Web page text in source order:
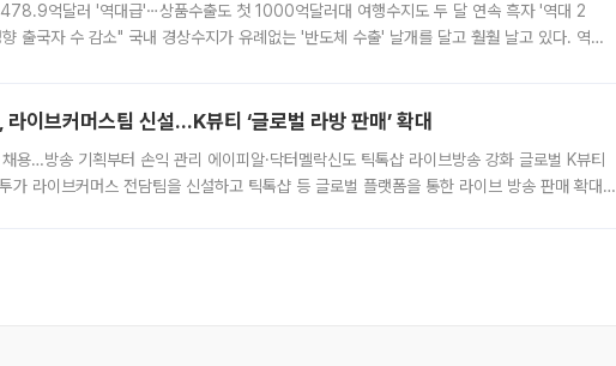
억달러 '역대급'⋯상품수출도 첫 1000억달러대 여행수지도 두 달 연속 흑자 '역대 2
출국자 수 감소" 국내 경상수지가 유례없는 '반도체 수출' 날개를 달고 훨훨 날고 있다. 역대
라이브커머스팀 신설…K뷰티 ‘글로벌 라방 판매’ 확대
용…방송 기획부터 손익 관리 에이피알·닥터멜락신도 틱톡샵 라이브방송 강화 글로벌 K뷰티
가 라이브커머스 전담팀을 신설하고 틱톡샵 등 글로벌 플랫폼을 통한 라이브 방송 판매 확대에